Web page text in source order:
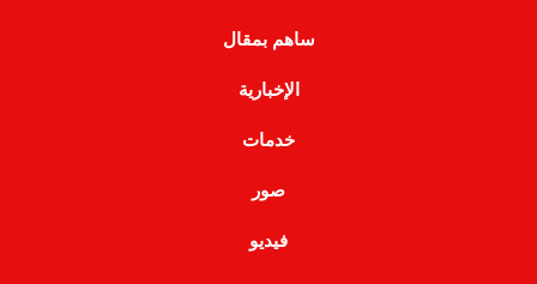
ساهم بمقال
الإخبارية
خدمات
صور
فيديو